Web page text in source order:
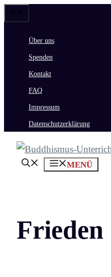
Zum
springenÜber uns
Spenden
Kontakt
FAQ
Impressum
Datenschutzerklärung
MENÜ
Frieden